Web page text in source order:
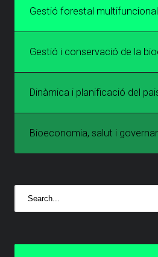
Gestió forestal multifuncional
Gestió i conservació de la
Dinàmica i planificació del
Bioeconomia, salut i